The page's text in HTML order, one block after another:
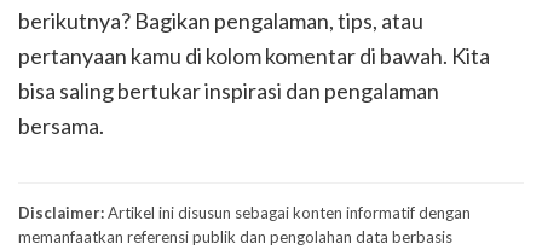
berikutnya? Bagikan pengalaman, tips, atau
pertanyaan kamu di kolom komentar di bawah. Kita
bisa saling bertukar inspirasi dan pengalaman
bersama.
Disclaimer:Artikel ini disusun sebagai konten informatif dengan
memanfaatkan referensi publik dan pengolahan data berbasis